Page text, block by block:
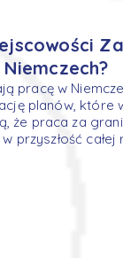
Niemczech?
pracę w
planów,
że praca za
przyszłość całej